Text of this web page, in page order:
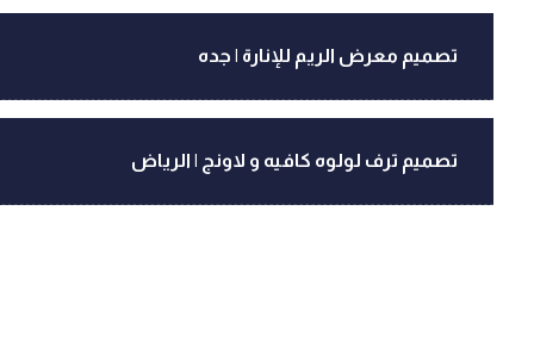
تصميم معرض الريم للإنارة | جده
تصميم ترف لولوه كافيه و لاونج | الرياض